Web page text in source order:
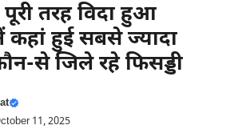
पूरी तरह विदा हुआ
कहां हुई सबसे ज्यादा
से जिले रहे फिसड्डी
11, 2025